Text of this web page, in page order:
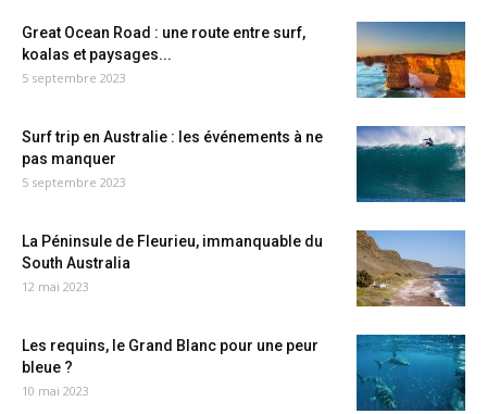
Great Ocean Road : une route entre surf,
koalas et paysages...
5 septembre 2023
Surf trip en Australie : les événements à ne
pas manquer
5 septembre 2023
La Péninsule de Fleurieu, immanquable du
South Australia
12 mai 2023
Les requins, le Grand Blanc pour une peur
bleue ?
10 mai 2023